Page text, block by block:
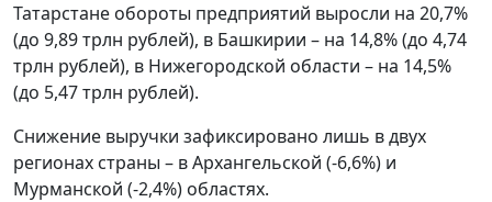
Татарстане обороты предприятий выросли на 20,7%
(до 9,89 трлн рублей), в Башкирии – на 14,8% (до 4,74
трлн рублей), в Нижегородской области – на 14,5%
(до 5,47 трлн рублей).
Снижение выручки зафиксировано лишь в двух
регионах страны – в Архангельской (-6,6%) и
Мурманской (-2,4%) областях.